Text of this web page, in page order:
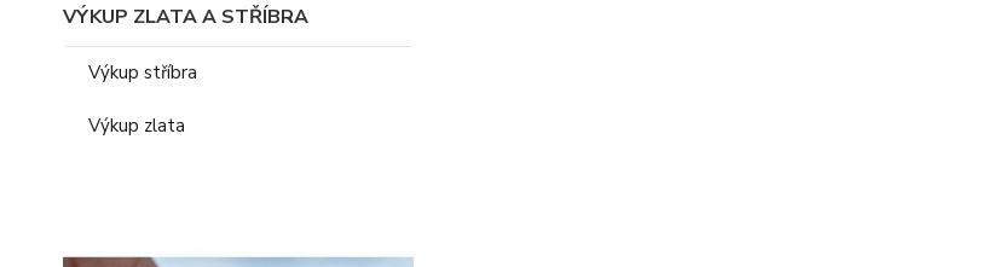
VÝKUP ZLATA A STŘÍBRA
Výkup stříbra
Výkup zlata